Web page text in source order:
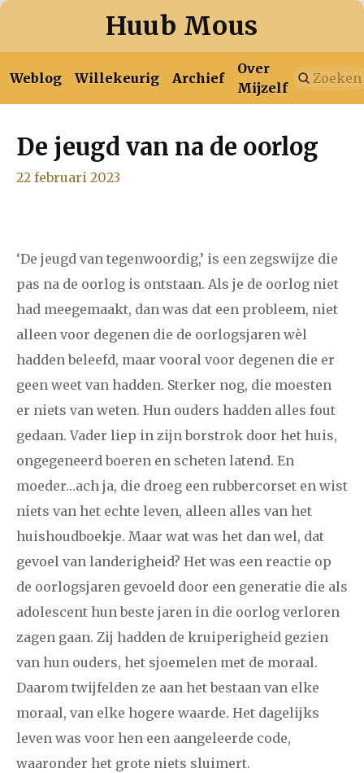
Huub Mous
Weblog Willekeurig Archief
Over
Mijzelf
januari februari maart april mei juni juli
augustus
2025 augustus september oktober november
2024
februari mei
augustus september oktober november
december
januari februari maart april mei juni juli
augustus
december
2022
januari maart juli
augustus september oktober november
december
2021
januari
september oktober november
december
De jeugd van na de oorlog
22 februari 2023
‘De jeugd van tegenwoordig,’ is een zegswijze die
pas na de oorlog is ontstaan. Als je de oorlog niet
had meegemaakt, dan was dat een probleem, niet
alleen voor degenen die de oorlogsjaren wèl
hadden beleefd, maar vooral voor degenen die er
geen weet van hadden. Sterker nog, die moesten
er niets van weten. Hun ouders hadden alles fout
gedaan. Vader liep in zijn borstrok door het huis,
ongegeneerd boeren en scheten latend. En
moeder…ach ja, die droeg een rubbercorset en wist
niets van het echte leven, alleen alles van het
huishoudboekje. Maar wat was het dan wel, dat
gevoel van landerigheid? Het was een reactie op
de oorlogsjaren gevoeld door een generatie die als
adolescent hun beste jaren in die oorlog verloren
zagen gaan. Zij hadden de kruiperigheid gezien
van hun ouders, het sjoemelen met de moraal.
Daarom twijfelden ze aan het bestaan van elke
moraal, van elke hogere waarde. Het dagelijks
leven was voor hen een aangeleerde code,
waaronder het grote niets sluimert.